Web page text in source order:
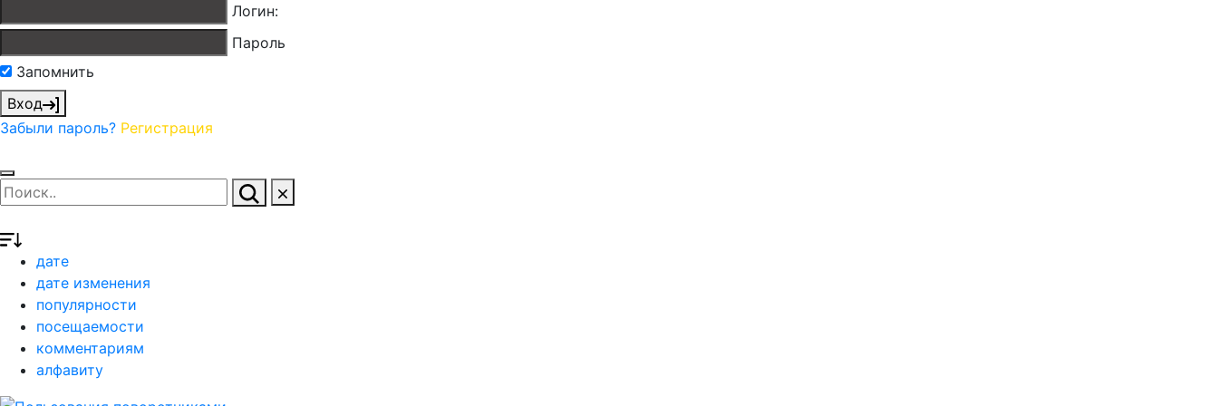
Логин:
Пароль
Запомнить
Вход
Забыли пароль? Регистрация
дате
дате изменения
популярности
посещаемости
комментариям
алфавиту